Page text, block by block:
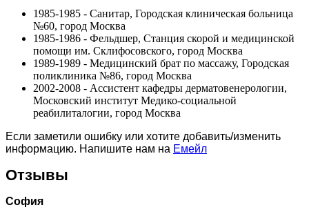
1985-1985 - Санитар, Городская клиническая больница
№60, город Москва
1985-1986 - Фельдшер, Станция скорой и медицинской
помощи им. Склифосовского, город Москва
1989-1989 - Медицинский брат по массажу, Городская
поликлиника №86, город Москва
2002-2008 - Ассистент кафедры дерматовенерологии,
Московский институт Медико-социальной
реабилиталогии, город Москва
Если заметили ошибку или хотите добавить/изменить
информацию. Напишите нам на Емейл
Отзывы
София